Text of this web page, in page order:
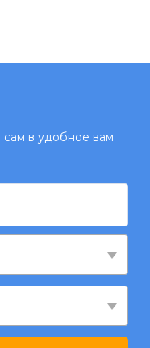
сам в удобное вам